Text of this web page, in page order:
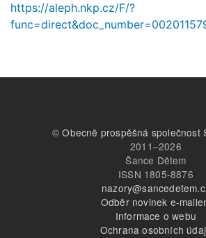
https://aleph.nkp.cz/F/?
©Obecně prospěšná společnost
2011–2026
Šance Dětem
ISSN 1805-8876
Odběr novinek e-
Informace o webu
Ochrana osobních